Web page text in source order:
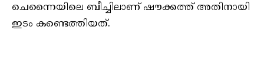
ചെന്നൈയിലെ ബീച്ചിലാണ് ഷൗക്കത്ത് അതിനായി
ഇടം കണ്ടെത്തിയത്.